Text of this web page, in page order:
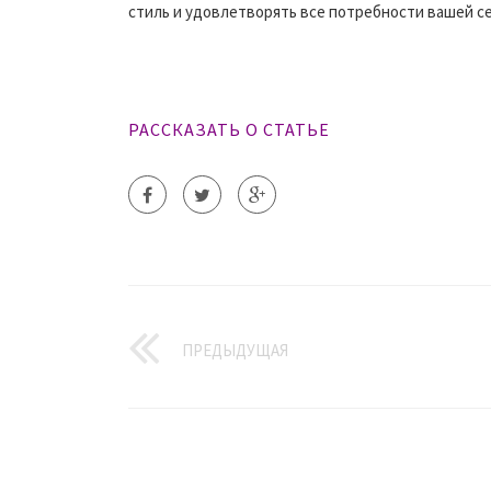
стиль и удовлетворять все потребности вашей
РАССКАЗАТЬ О СТАТЬЕ
ПРЕДЫДУЩАЯ